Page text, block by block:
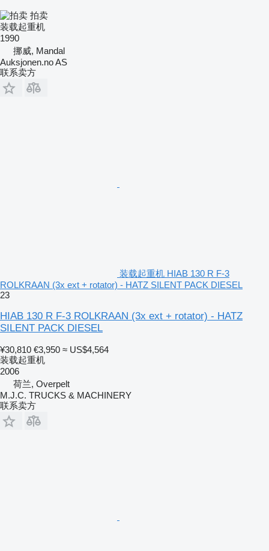
拍卖
装载起重机
1990
挪威, Mandal
Auksjonen.no AS
联系卖方
装载起重机 HIAB 130 R F-3
ROLKRAAN (3x ext + rotator) - HATZ SILENT PACK DIESEL
23
HIAB 130 R F-3 ROLKRAAN (3x ext + rotator) - HATZ
SILENT PACK DIESEL
¥30,810 €3,950 ≈ US$4,564
装载起重机
2006
荷兰, Overpelt
M.J.C. TRUCKS & MACHINERY
联系卖方